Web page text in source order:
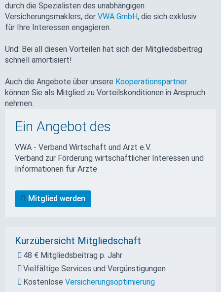
durch die Spezialisten des unabhängigen
Versicherungsmaklers, der VWA GmbH, die sich exklusiv
für Ihre Interessen engagieren.
Und: Bei all diesen Vorteilen hat sich der Mitgliedsbeitrag
schnell amortisiert!
Auch die Angebote über unsere Kooperationspartner
können Sie als Mitglied zu Vorteilskonditionen in Anspruch
nehmen.
Ein Angebot des
VWA - Verband Wirtschaft und Arzt e.V.
Verband zur Förderung wirtschaftlicher Interessen und
Informationen für Ärzte
Mitglied werden
Kurzübersicht Mitgliedschaft
48 € Mitgliedsbeitrag p. Jahr
Vielfältige Services und Vergünstigungen
Kostenlose Versicherungsoptimierung